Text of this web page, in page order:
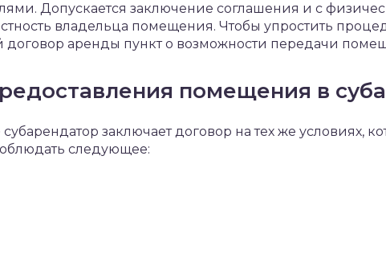
Допускается заключение соглашения и с
владельца помещения. Чтобы упростить
договор аренды пункт о возможности передачи
помещения в
заключает договор на тех же условиях,
следующее: